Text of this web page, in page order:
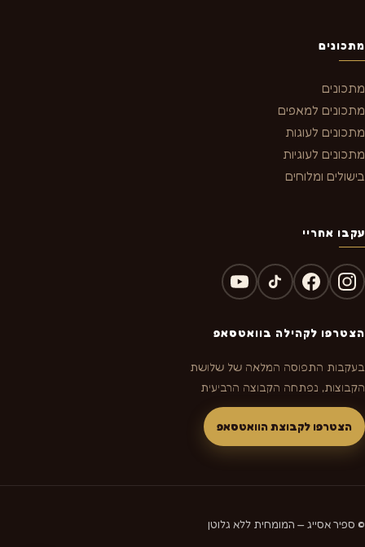
מתכונים
מתכונים
מתכונים למאפים
מתכונים לעוגות
מתכונים לעוגיות
בישולים ומלוחים
עקבו אחריי
הצטרפו לקהילה בוואטסאפ
בעקבות התפוסה המלאה של שלושת
הקבוצות, נפתחה הקבוצה הרביעית
הצטרפו לקבוצת הוואטסאפ
© ספיר אסייג — המומחית ללא גלוטן